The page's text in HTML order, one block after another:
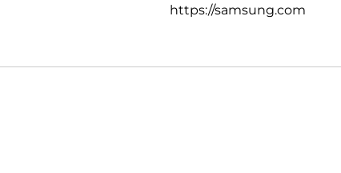
https://samsung.com